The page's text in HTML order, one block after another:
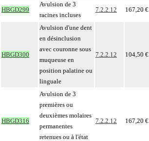
HBGD299
Avulsion de 3
racines incluses
7.2.2.12 167,20 €
HBGD300
Avulsion d'une dent
en désinclusion
avec couronne sous
muqueuse en
position palatine ou
linguale
7.2.2.12 104,50 €
HBGD316
Avulsion de 3
premières ou
deuxièmes molaires
permanentes
retenues ou à l'état
7.2.2.12 167,20 €